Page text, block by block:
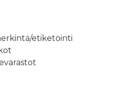
etiketöinti